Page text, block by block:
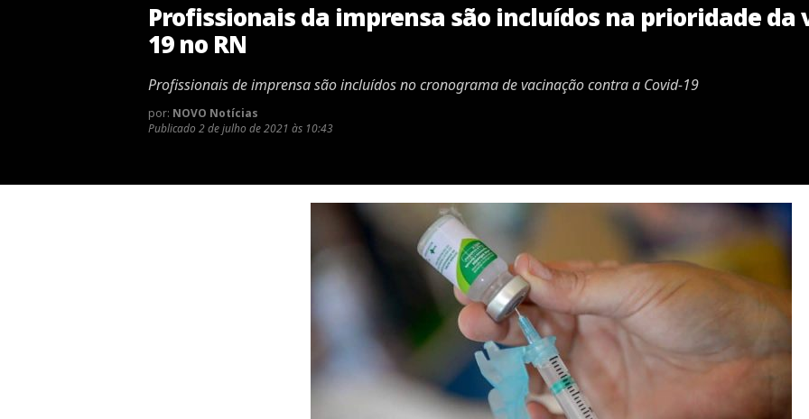
Profissionais da imprensa são incluídos na prioridade da
19 no RN
Profissionais de imprensa são incluídos no cronograma de vacinação contra a Covid-19
por: NOVO Notícias
Publicado 2 de julho de 2021 às 10:43